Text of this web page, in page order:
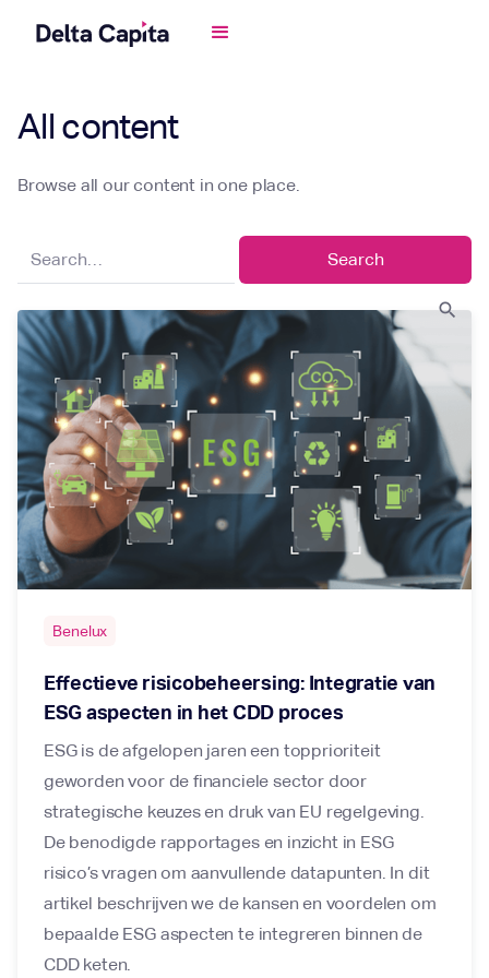
All content
Browse all our content in one place.
search
Benelux
Effectieve risicobeheersing: Integratie van
ESG aspecten in het CDD proces
ESG is de afgelopen jaren een topprioriteit
geworden voor de financiele sector door
strategische keuzes en druk van EU regelgeving.
De benodigde rapportages en inzicht in ESG
risico’s vragen om aanvullende datapunten. In dit
artikel beschrijven we de kansen en voordelen om
bepaalde ESG aspecten te integreren binnen de
CDD keten.